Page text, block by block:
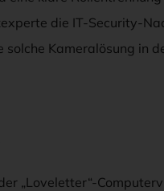
die IT-Security-
Kameralösung in
„Loveletter“-